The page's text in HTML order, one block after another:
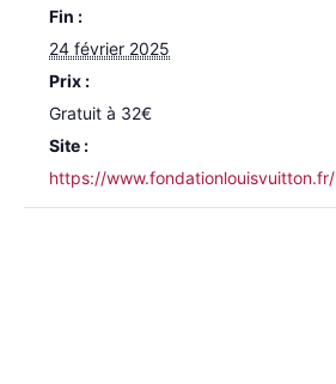
Fin :
24 février 2025
Prix :
Gratuit à 32€
Site :
https://www.fondationlouisvuitton.fr/